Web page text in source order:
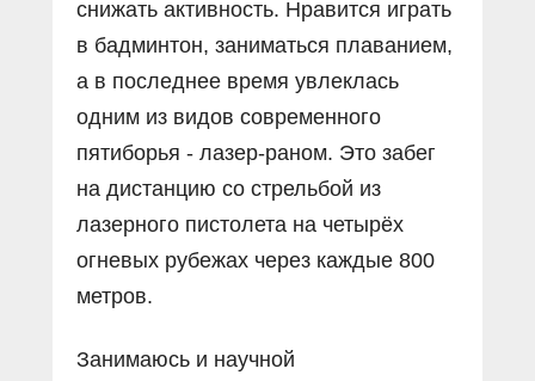
снижать активность. Нравится играть
в бадминтон, заниматься плаванием,
а в последнее время увлеклась
одним из видов современного
пятиборья - лазер-раном. Это забег
на дистанцию со стрельбой из
лазерного пистолета на четырёх
огневых рубежах через каждые 800
метров.
Занимаюсь и научной